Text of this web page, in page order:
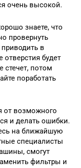
очень высокой.
знаете, что
провернуть
в
отверстия будет
стечет, потом
поработать
от возможного
и делать ошибки.
на ближайшую
специалисты
смогут
фильтры и